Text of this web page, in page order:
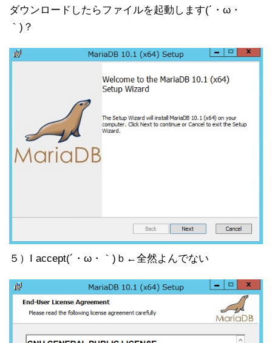
ダウンロードしたらファイルを起動します(´・ω・
｀)？
５）I accept(´・ω・｀)ｂ←全然よんでない